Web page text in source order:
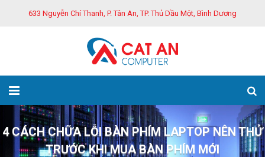
633 Nguyễn Chí Thanh, P. Tân An, TP. Thủ Dầu Một, Bình Dương
4 CÁCH CHỮA LỖI BÀN PHÍM LAPTOP NÊN THỬ
TRƯỚC KHI MUA BÀN PHÍM MỚI